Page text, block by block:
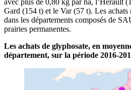
avec plus de 0,80 kg par ha, l’Hérault
Gard (154 t) et le Var (57 t). Les achats
dans les départements composés de
prairies permanentes.
Les achats de glyphosate, en
département, sur la période 2016-